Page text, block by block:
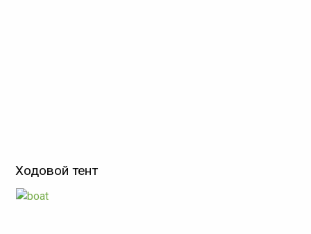
Ходовой тент